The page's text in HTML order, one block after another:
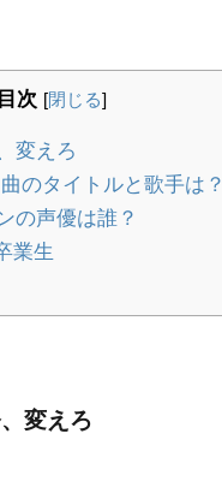
目次 [閉じる]
変えろ
のタイトルと歌手は？
の声優は誰？
業生
変えろ